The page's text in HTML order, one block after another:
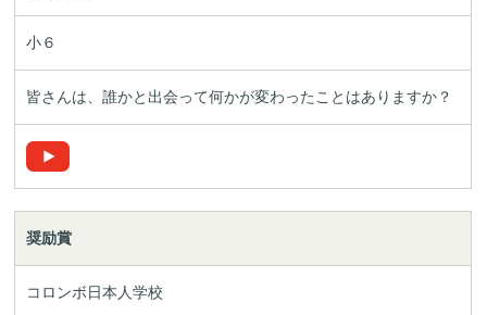
小６
皆さんは、誰かと出会って何かが変わったことはありますか？
奨励賞
コロンボ日本人学校